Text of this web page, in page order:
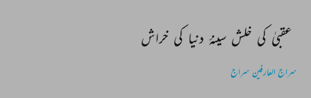
عقبیٰ کی خلش سینۂ دنیا کی خراش
سراج العارفین سراج